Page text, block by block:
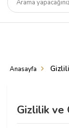
Anasayfa
Gizlilik ve